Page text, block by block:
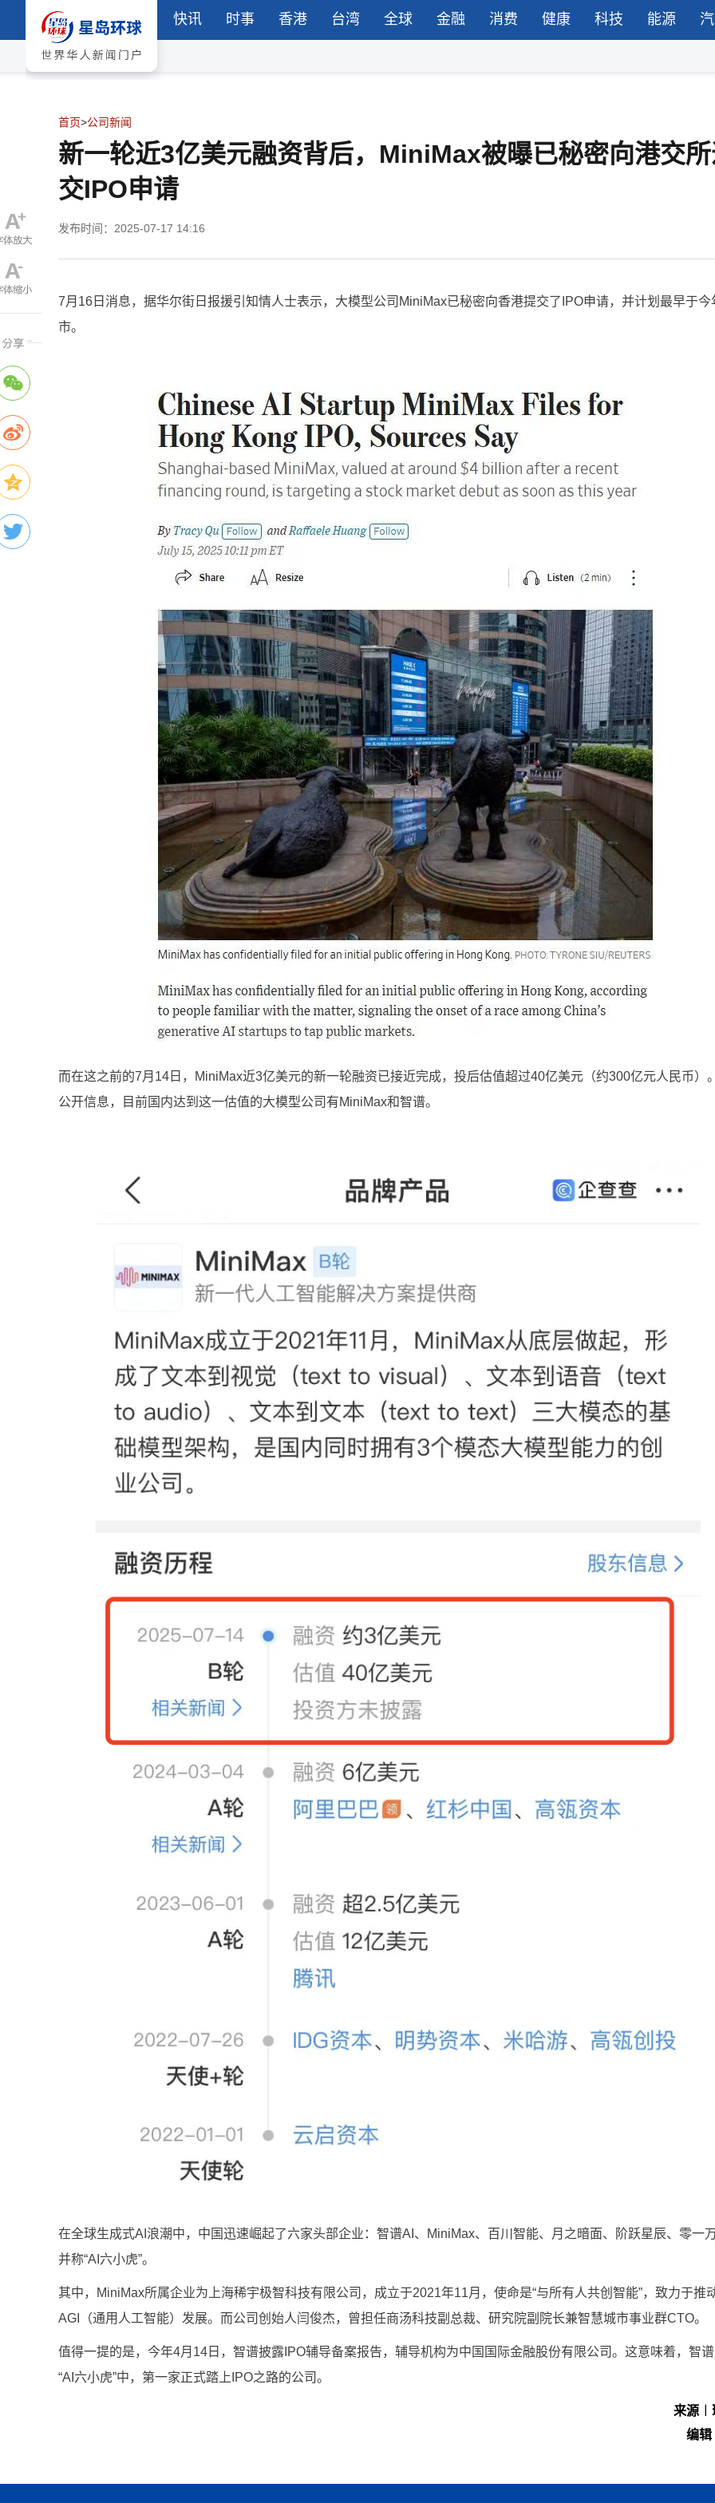
快讯 时事 香港 台湾 全球 金融 消费 健康 科技 能源
首页>公司新闻
新一轮近3亿美元融资背后，MiniMax被曝已秘密向港交
交IPO申请
发布时间：2025-07-17 14:16
7月16日消息，据华尔街日报援引知情人士表示，大模型公司MiniMax已秘密向香港提交了IPO申请，并计划最早于今
市。
而在这之前的7月14日，MiniMax近3亿美元的新一轮融资已接近完成，投后估值超过40亿美元（约300亿元人民币）
公开信息，目前国内达到这一估值的大模型公司有MiniMax和智谱。
在全球生成式AI浪潮中，中国迅速崛起了六家头部企业：智谱AI、MiniMax、百川智能、月之暗面、阶跃星辰、零一
并称“AI六小虎”。
其中，MiniMax所属企业为上海稀宇极智科技有限公司，成立于2021年11月，使命是“与所有人共创智能”，致力于推
AGI（通用人工智能）发展。而公司创始人闫俊杰，曾担任商汤科技副总裁、研究院副院长兼智慧城市事业群CTO。
值得一提的是，今年4月14日，智谱披露IPO辅导备案报告，辅导机构为中国国际金融股份有限公司。这意味着，智
“AI六小虎”中，第一家正式踏上IPO之路的公司。
来源︱
编辑